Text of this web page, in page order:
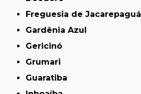
Freguesia de Jacarepaguá
Gardênia Azul
Gericinó
Grumari
Guaratiba